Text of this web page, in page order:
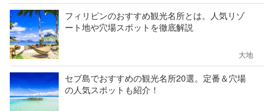
フィリピンのおすすめ観光名所とは。人気リゾ
ート地や穴場スポットを徹底解説
大地
セブ島でおすすめの観光名所20選。定番＆穴場
の人気スポットも紹介！